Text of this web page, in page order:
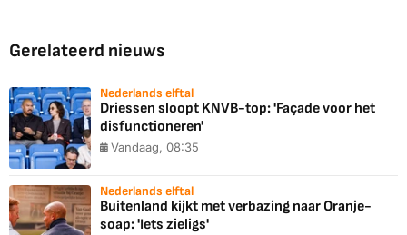
Gerelateerd nieuws
Nederlands elftal
Driessen sloopt KNVB-top: 'Façade voor het
disfunctioneren'
Vandaag, 08:35
Nederlands elftal
Buitenland kijkt met verbazing naar Oranje-
soap: 'Iets zieligs'